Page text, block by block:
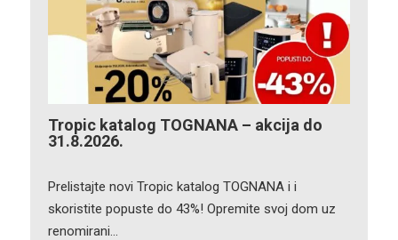
Tropic katalog TOGNANA – akcija do
31.8.2026.
Prelistajte novi Tropic katalog TOGNANA i i
skoristite popuste do 43%! Opremite svoj dom uz
renomirani…